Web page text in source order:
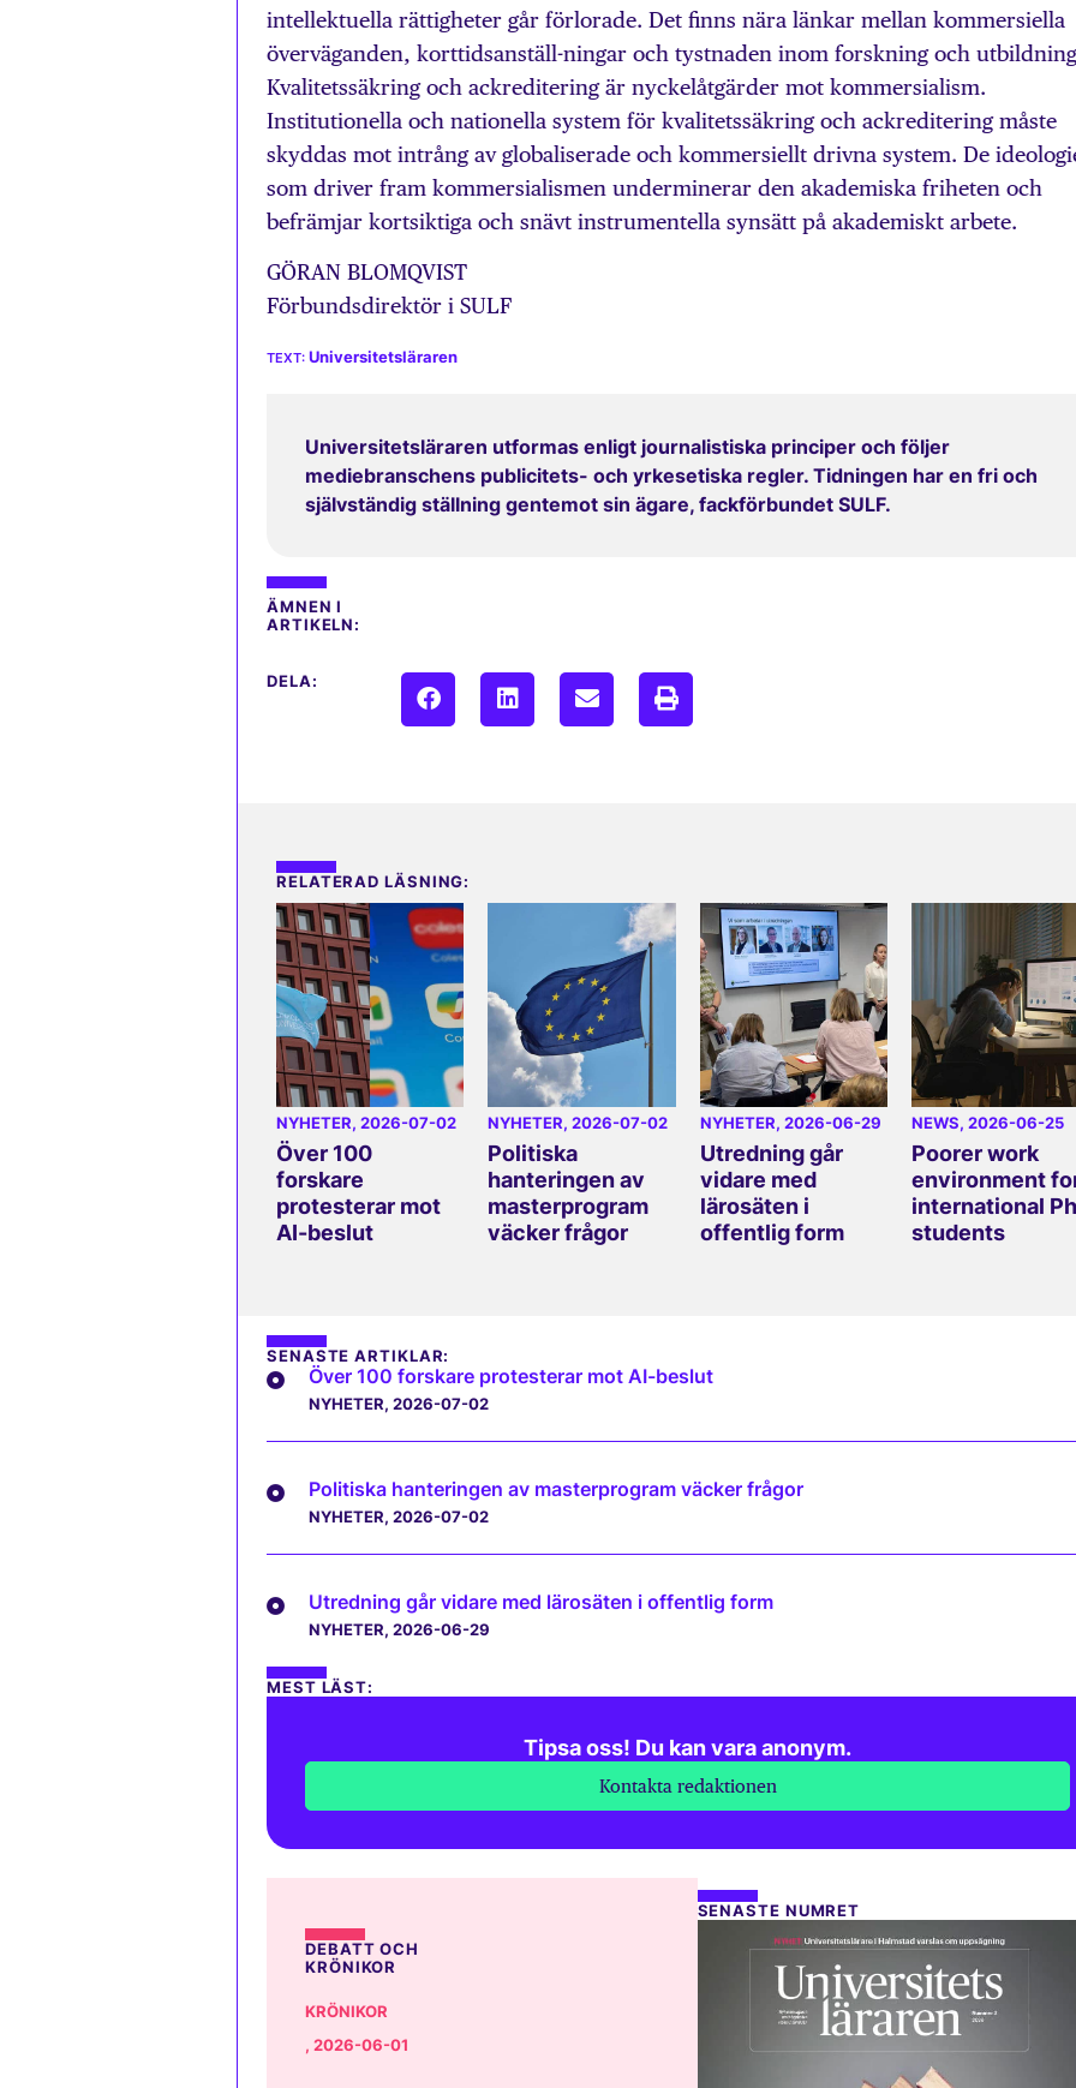
intellektuella rättigheter går förlorade. Det finns nära länkar mellan kommersiella
överväganden, korttidsanställ-ningar och tystnaden inom forskning och
Kvalitetssäkring och ackreditering är nyckelåtgärder mot kommersialism.
Institutionella och nationella system för kvalitetssäkring och ackreditering måste
skyddas mot intrång av globaliserade och kommersiellt drivna system. De
som driver fram kommersialismen underminerar den akademiska friheten och
befrämjar kortsiktiga och snävt instrumentella synsätt på akademiskt arbete.
GÖRAN BLOMQVIST
Förbundsdirektör i SULF
Universitetsläraren
Universitetsläraren utformas enligt journalistiska principer och följer
mediebranschens publicitets- och yrkesetiska regler. Tidningen har en fri och
självständig ställning gentemot sin ägare, fackförbundet SULF.
ÄMNEN I
ARTIKELN:
DELA:
RELATERAD LÄSNING:
NYHETER, 2026-07-02
Över 100
forskare
protesterar mot
AI-beslut
NYHETER, 2026-07-02
Politiska
hanteringen av
masterprogram
väcker frågor
NYHETER, 2026-06-29
Utredning går
vidare med
lärosäten i
offentlig form
NEWS, 2026-06-25
Poorer work
environment
international
students
SENASTE ARTIKLAR:
Över 100 forskare protesterar mot AI-beslut
NYHETER, 2026-07-02
Politiska hanteringen av masterprogram väcker frågor
NYHETER, 2026-07-02
Utredning går vidare med lärosäten i offentlig form
NYHETER, 2026-06-29
MEST LÄST:
Tipsa oss! Du kan vara anonym.
Kontakta redaktionen
DEBATT OCH
KRÖNIKOR
KRÖNIKOR
, 2026-06-01
SENASTE NUMRET